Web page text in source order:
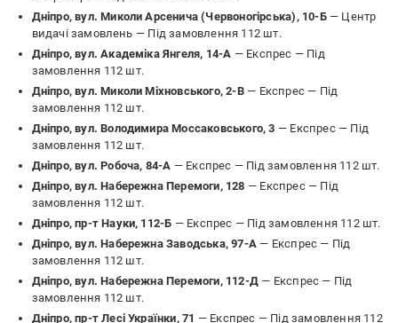
Дніпро, вул. Миколи Арсенича (Червоногірська), 10-Б— Центр
видачі замовлень — Під замовлення 112 шт.
Дніпро, вул. Академіка Янгеля, 14-А — Експрес — Під
замовлення 112 шт.
Дніпро, вул. Миколи Міхновського, 2-В— Експрес — Під
замовлення 112 шт.
Дніпро, вул. Володимира Моссаковського, 3 — Експрес — Під
замовлення 112 шт.
Дніпро, вул. Робоча, 84-А — Експрес — Під замовлення 112 шт.
Дніпро, вул. Набережна Перемоги, 128 — Експрес — Під
замовлення 112 шт.
Дніпро, пр-т Науки, 112-Б — Експрес — Під замовлення 112 шт.
Дніпро, вул. Набережна Заводська, 97-А — Експрес — Під
замовлення 112 шт.
Дніпро, вул. Набережна Перемоги, 112-Д — Експрес — Під
замовлення 112 шт.
Дніпро, пр-т Лесі Українки, 71 — Експрес — Під замовлення 112